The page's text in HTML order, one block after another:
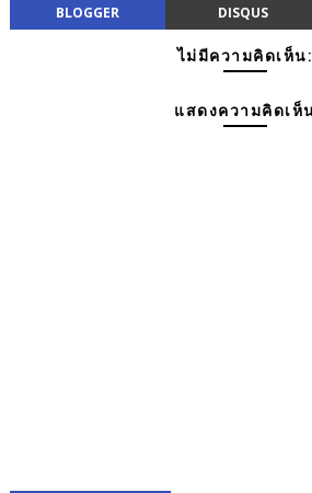
BLOGGER DISQUS
ไม่มีความคิดเห็น:
แสดงความคิดเห็